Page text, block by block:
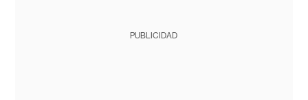
PUBLICIDAD